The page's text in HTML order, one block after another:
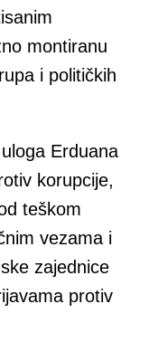
montiranu
i političkih
Erduana
korupcije,
teškom
vezama i
zajednice
protiv